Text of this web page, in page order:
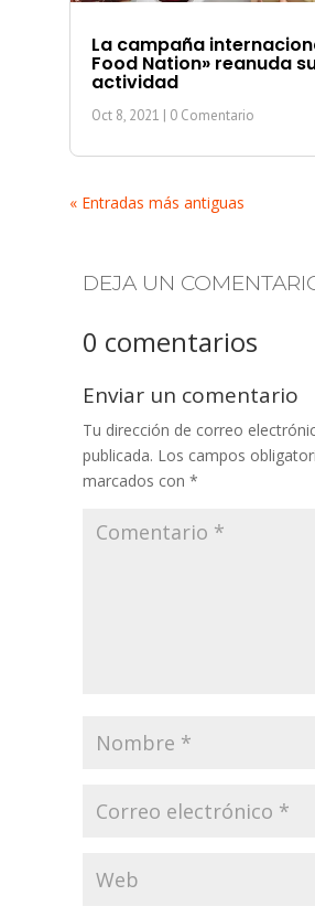
La campaña
Food Nation» reanuda
actividad
Oct 8, 2021 | 0 Comentario
« Entradas más antiguas
DEJA UN
0 comentarios
Enviar un comentario
Tu dirección de correo
publicada. Los campos
marcados con *